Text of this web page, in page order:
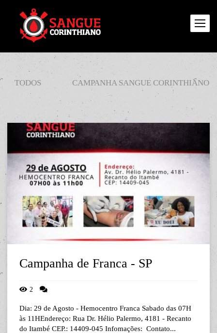
TODOS CAMPANHA SANGUE CORINTHIANO
Campanha de Franca - SP
2
Dia: 29 de Agosto - Hemocentro Franca Sabado das 07H
às 11HEndereço: Rua Dr. Hélio Palermo, 4181 - Recanto
do Itambé CEP.: 14409-045 Infomações: Contato...